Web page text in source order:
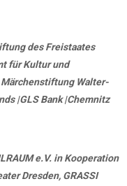
des Freistaates
für Kultur und
Walter-
|GLS Bank |Chemnitz
e.V. in Kooperation
Dresden, GRASSI